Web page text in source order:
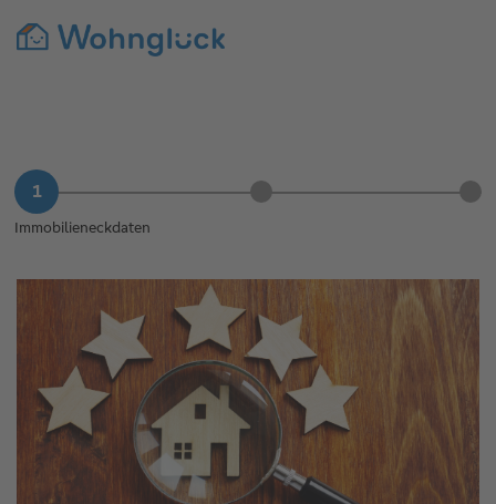
Immobilieneckdaten